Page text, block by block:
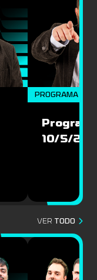
PROGRAMA
10/5/
VER TODO